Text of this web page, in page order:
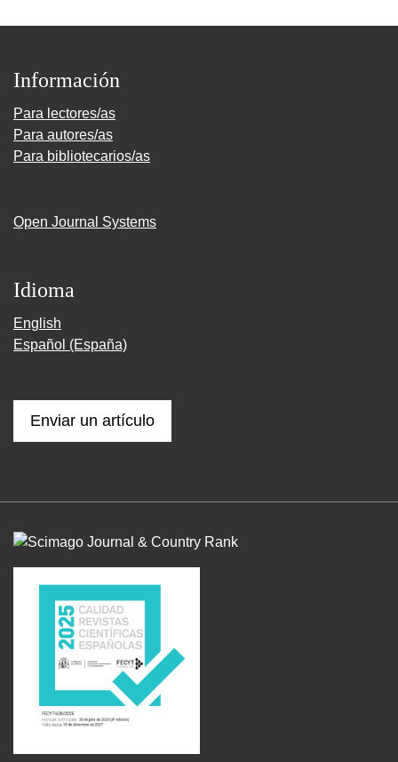
Información
Para lectores/as
Para autores/as
Para bibliotecarios/as
Open Journal Systems
Idioma
English
Español (España)
Enviar un artículo